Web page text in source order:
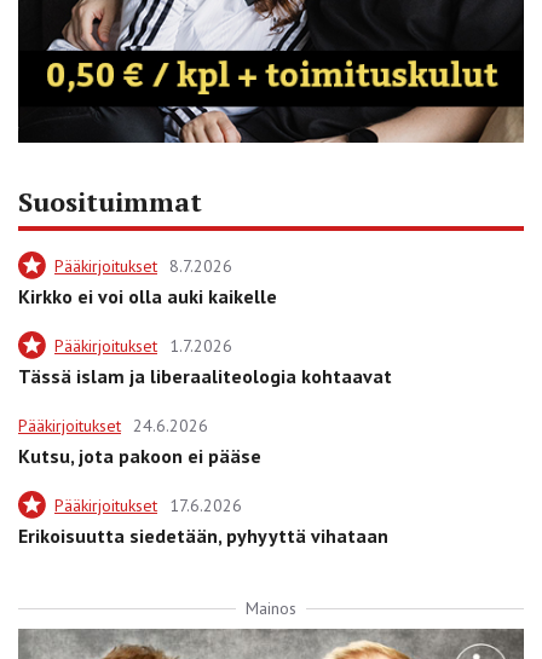
Suosituimmat
Pääkirjoitukset 8.7.2026
Kirkko ei voi olla auki kaikelle
Pääkirjoitukset 1.7.2026
Tässä islam ja liberaaliteologia kohtaavat
Pääkirjoitukset 24.6.2026
Kutsu, jota pakoon ei pääse
Pääkirjoitukset 17.6.2026
Erikoisuutta siedetään, pyhyyttä vihataan
Mainos